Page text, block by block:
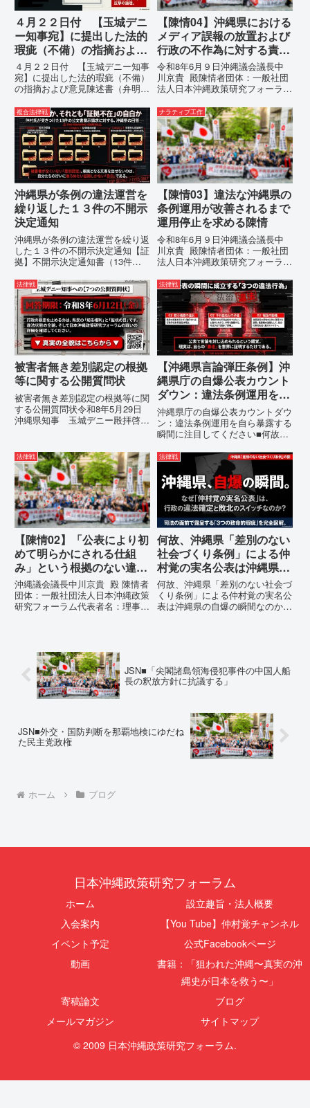
４月２２日付 【玉城デニ
ー知事宛】に提出した法的
瑕疵（不備）の指摘および
意見陳述書（弁明書）提出
の留保の通告
４月２２日付 【玉城デニー知事
宛】に提出した法的瑕疵（不備）
の指摘および意見陳述書（弁明
に、玉城デニー宛に以下の違法状
態の指摘と意見陳述（弁明）留保
の通告を行いました。沖縄県は、
この時は、違法を認めて軌道修正
す...
【陳情04】沖縄県における
メディア誤報の放置および
行政の不作為に対する責任
追及と再発防止策を求める
陳情
令和8年6月９日沖縄議会議長中
川京貴 殿陳情者団体：一般社団
法人日本沖縄政策研究フォーラム
所：沖縄県那覇市電 話：080-
【陳情03】沖縄県におけるメデ
ィア誤報の放置および行政の不作
為に対する責任追及と再発防...
複合法律戦
沖縄県が条例の違法運営を
繰り返した１３件の不開示
決定通知
沖縄県が条例の違法運営を繰り返
した１３件の不開示決定通知【証
拠】不開示決定通知書（13件）
が請求した「差別認定の根拠」に
対し、県は全て非開示・存否応答
拒否を突きつけました。これは、
彼らが行政手続きの正当性を失
っ...
ナラティブ工作
【陳情03】違法な沖縄県の
条例運用が改善されるまで
運用停止を求める陳情
令和8年6月９日沖縄議会議長中
川京貴 殿陳情者団体：一般社団
法人日本沖縄政策研究フォーラム
所：沖縄県那覇市電 話：080-違
法な沖縄県の条例運用が改善され
るまで運用停止を求める陳情陳情
の趣旨沖縄県は、「沖縄県...
法律戦
被害者無き差別認定の根拠
等に関する公開質問状
被害者無き差別認定の根拠等に関
する公開質問状令和8年5月29日
沖縄県知事 玉城デニー殿拝啓貴
ます。私は、適正な意見陳述（弁
明）を行うにあたり、沖縄県行政
手続条例第28条で定められた...
法律戦
【沖縄県言論弾圧条例】沖
縄県庁の自爆公表カウント
ダウン：違法条例運用を自
ら暴露する瞬間に注目して
ください
沖縄県庁の自爆公表カウントダウ
ン：違法条例運用を自ら暴露する
瞬間に注目してください■何故、
テルを貼りたい本当の理由「なぜ
沖縄県庁は、法を無視してまで私
を封じ込めようとするのか。」そ
の理由は明確です。県政が統治
法律戦
【陳情02】「公表により初
めて明らかにされる仕組
み」という根拠のない違法
運用の指摘と条例運用の停
止を求める陳情書
沖縄議会議長中川京貴 殿 陳情者
団体：一般社団法人日本沖縄政策
研究フォーラム代表者名：理事
う根拠のない違法運用の指摘と条
例運用の停止を求める陳情...
法律戦
何故、沖縄県「差別のない
社会づくり条例」による仲
村覚の実名公表は沖縄県の
自爆の瞬間なのか？その3
つの理由。
何故、沖縄県「差別のない社会づ
くり条例」による仲村覚の実名公
表は沖縄県の自爆の瞬間なのか？
て...
JSN■「尖閣諸島領海侵犯事件の中国人船
長の釈放方針に抗議する」
JSN■外交・国防判断を那覇地検にゆだね
た民主党政権
ホーム ブログ
日本沖縄政策研究フォーラム
ホーム
設立趣旨・法人概要
入会案内
【You Tube】仲村覚チャンネル
イベント予定
公式Facebookページ
動画
書籍：「狙われた沖縄〜真実の沖
縄史が日本を救う〜」
寄稿論文
ブログ
メールマガジン
サイトマップ
© 2009 日本沖縄政策研究フォーラム.